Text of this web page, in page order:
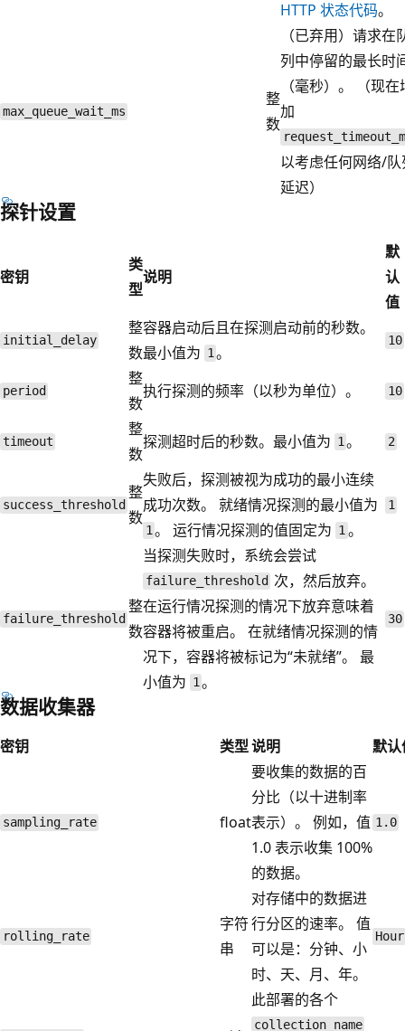
HTTP 状态代码。
max_queue_wait_ms
整
数
（已弃用）请求在
列中停留的最长时
（毫秒）。 （现在
加
以考虑任何网络/队
延迟）
探针设置
密钥
类
型
说明
默
认
值
initial_delay
整
数
容器启动后且在探测启动前的秒数。
最小值为 1。
10
period
整
数
执行探测的频率（以秒为单位）。 10
timeout
整
数
探测超时后的秒数。最小值为 1。 2
success_threshold
整
数
失败后，探测被视为成功的最小连续
成功次数。 就绪情况探测的最小值为
1。 运行情况探测的值固定为 1。
1
failure_threshold
整
数
当探测失败时，系统会尝试
failure_threshold 次，然后放弃。
在运行情况探测的情况下放弃意味着
容器将被重启。 在就绪情况探测的情
况下，容器将被标记为“未就绪”。 最
小值为 1。
30
数据收集器
密钥 类型说明 默
sampling_rate float
要收集的数据的百
分比（以十进制率
表示）。 例如，值
1.0 表示收集 100%
的数据。
1.0
rolling_rate
字符
串
对存储中的数据进
行分区的速率。 值
可以是：分钟、小
时、天、月、年。
Hour
此部署的各个
collection_name